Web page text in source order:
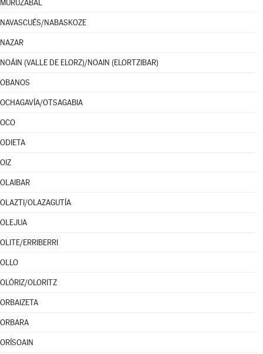
MURUZÁBAL
NAVASCUÉS/NABASKOZE
NAZAR
NOÁIN (VALLE DE ELORZ)/NOAIN (ELORTZIBAR)
OBANOS
OCHAGAVÍA/OTSAGABIA
OCO
ODIETA
OIZ
OLAIBAR
OLAZTI/OLAZAGUTÍA
OLEJUA
OLITE/ERRIBERRI
OLLO
OLÓRIZ/OLORITZ
ORBAIZETA
ORBARA
ORÍSOAIN